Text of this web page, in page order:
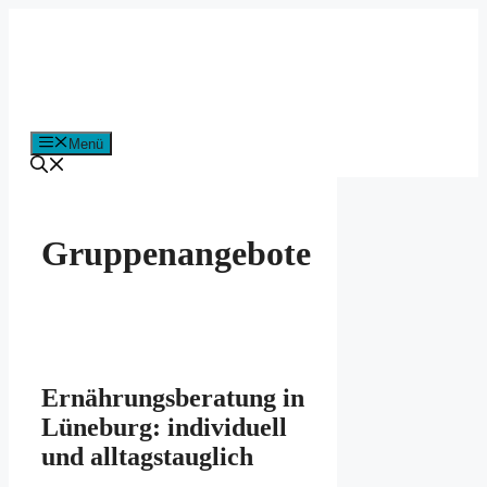
Menü
Gruppenangebote
Ernährungsberatung in
Lüneburg: individuell
und alltagstauglich